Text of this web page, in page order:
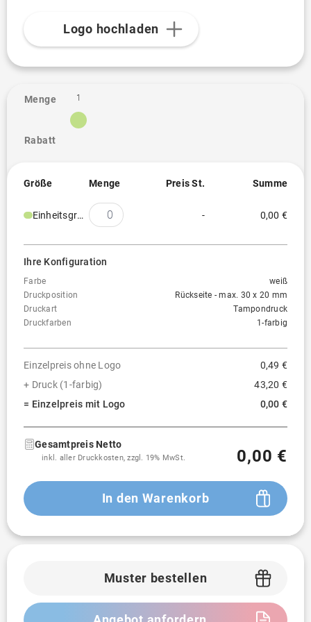
Logo hochladen
Menge
Rabatt
1
Größe Menge Preis St. Summe
Einheitsgröße - 0,00 €
Ihre Konfiguration
Farbe
weiß
Druckposition
Rückseite - max. 30 x 20 mm
Druckart
Tampondruck
Druckfarben
1-farbig
Einzelpreis ohne Logo
0,49 €
+ Druck (1-farbig)
43,20 €
= Einzelpreis mit Logo
0,00 €
Gesamtpreis Netto
inkl. aller Druckkosten, zzgl. 19% MwSt. 0,00 €
In den Warenkorb
Muster bestellen